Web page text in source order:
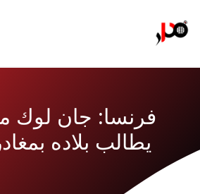
فرنسا: جان لوك
يطالب بلاده